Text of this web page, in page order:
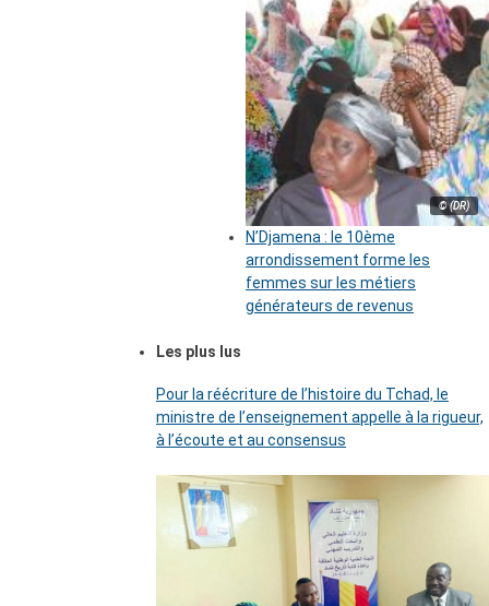
© (DR)
N’Djamena : le 10ème
arrondissement forme les
femmes sur les métiers
générateurs de revenus
Les plus lus
Pour la réécriture de l’histoire du Tchad, le
ministre de l’enseignement appelle à la rigueur,
à l’écoute et au consensus